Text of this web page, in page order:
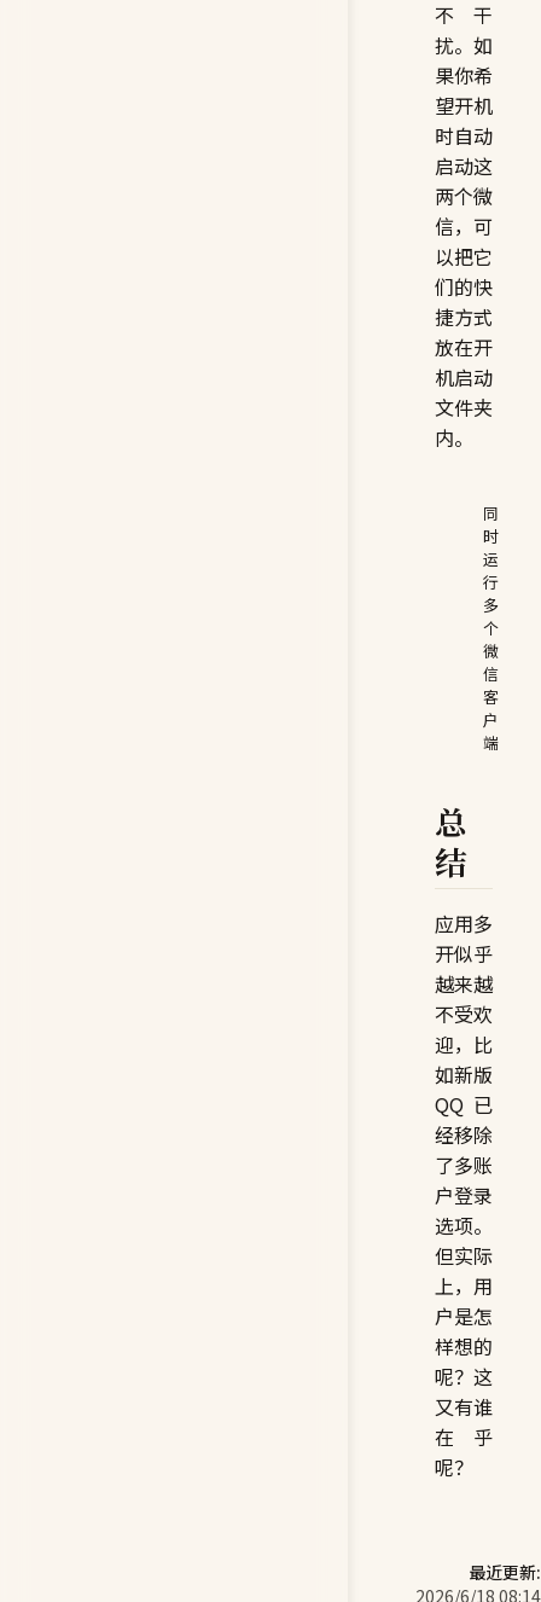
不干
扰。如
果你希
望开机
时自动
启动这
两个微
信，可
以把它
们的快
捷方式
放在开
机启动
文件夹
内。
同
时
运
行
多
个
微
信
客
户
端
总
结
应用多
开似乎
越来越
不受欢
迎，比
如新版
QQ 已
经移除
了多账
户登录
选项。
但实际
上，用
户是怎
样想的
呢？这
又有谁
在乎
呢？
最近更新:
2026/6/18 08:14